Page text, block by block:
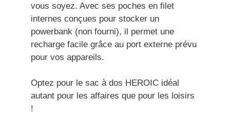
vous soyez. Avec ses poches en filet
internes conçues pour stocker un
powerbank (non fourni), il permet une
recharge facile grâce au port externe prévu
pour vos appareils.
Optez pour le sac à dos HEROIC idéal
autant pour les affaires que pour les loisirs
!